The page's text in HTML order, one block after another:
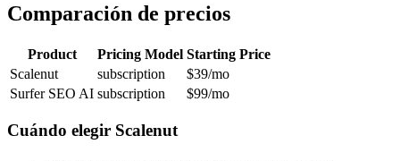
Comparación de precios
Product Pricing Model Starting Price
Scalenut
subscription $39/mo
Surfer SEO AI subscription $99/mo
Cuándo elegir Scalenut